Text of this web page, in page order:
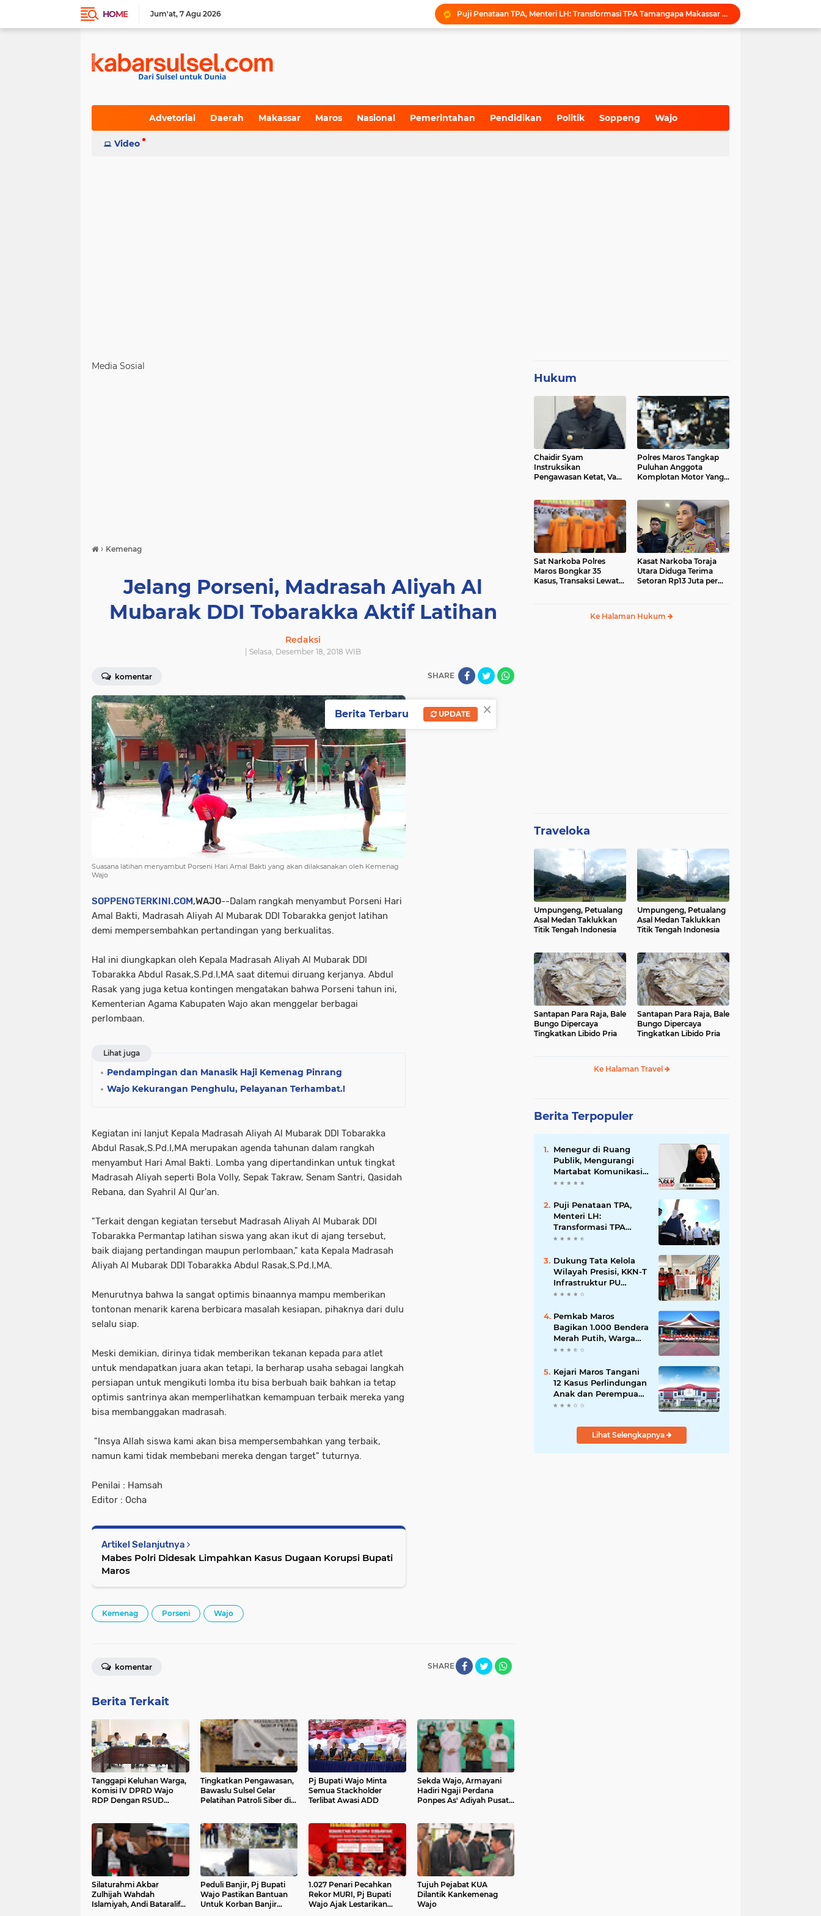
HOME Jum'at 7 Agu 2026
Puji Penataan TPA, Menteri LH: Transformasi TPA Tamangapa Makassar Layak Jadi Contoh Nasional
Dukung Tata Kelola Wilayah Presisi, KKN-T Infrastruktur PU Unhas Gel. 116 Serahkan Peta Batas Dusun Berbasis GIS ke Desa Bonto Matene
Wali Kota Makassar Tegaskan Komitmen Perkuat Toleransi Saat Sambut Peserta Rakernas BAMAGNAS
Indeks
Advetorial Daerah Makassar Maros Nasional Pemerintahan Pendidikan Politik Soppeng Wajo
Video
Media Sosial
› Kemenag
Jelang Porseni, Madrasah Aliyah Al
Mubarak DDI Tobarakka Aktif Latihan
Redaksi
| Selasa, Desember 18, 2018 WIB
komentar SHARE
Suasana latihan menyambut Porseni Hari Amal Bakti yang akan dilaksanakan oleh Kemenag
Wajo
SOPPENGTERKINI.COM,WAJO--Dalam rangkah menyambut Porseni Hari
Amal Bakti, Madrasah Aliyah Al Mubarak DDI Tobarakka genjot latihan
demi mempersembahkan pertandingan yang berkualitas.
Hal ini diungkapkan oleh Kepala Madrasah Aliyah Al Mubarak DDI
Tobarakka Abdul Rasak,S.Pd.I,MA saat ditemui diruang kerjanya. Abdul
Rasak yang juga ketua kontingen mengatakan bahwa Porseni tahun ini,
Kementerian Agama Kabupaten Wajo akan menggelar berbagai
perlombaan.
Lihat juga
Pendampingan dan Manasik Haji Kemenag Pinrang
Wajo Kekurangan Penghulu, Pelayanan Terhambat.!
Kegiatan ini lanjut Kepala Madrasah Aliyah Al Mubarak DDI Tobarakka
Abdul Rasak,S.Pd.I,MA merupakan agenda tahunan dalam rangkah
menyambut Hari Amal Bakti. Lomba yang dipertandinkan untuk tingkat
Madrasah Aliyah seperti Bola Volly, Sepak Takraw, Senam Santri, Qasidah
Rebana, dan Syahril Al Qur'an.
"Terkait dengan kegiatan tersebut Madrasah Aliyah Al Mubarak DDI
Tobarakka Permantap latihan siswa yang akan ikut di ajang tersebut,
baik diajang pertandingan maupun perlombaan," kata Kepala Madrasah
Aliyah Al Mubarak DDI Tobarakka Abdul Rasak,S.Pd.I,MA.
Menurutnya bahwa Ia sangat optimis binaannya mampu memberikan
tontonan menarik karena berbicara masalah kesiapan, pihaknya dari dulu
selalu siap.
Meski demikian, dirinya tidak memberikan tekanan kepada para atlet
untuk mendapatkan juara akan tetapi, Ia berharap usaha sebagai langkah
persiapan untuk mengikuti lomba itu bisa berbuah baik bahkan ia tetap
optimis santrinya akan memperlihatkan kemampuan terbaik mereka yang
bisa membanggakan madrasah.
"Insya Allah siswa kami akan bisa mempersembahkan yang terbaik,
namun kami tidak membebani mereka dengan target" tuturnya.
Penilai : Hamsah
Editor : Ocha
Artikel Selanjutnya
Mabes Polri Didesak Limpahkan Kasus Dugaan Korupsi Bupati
Maros
Kemenag Porseni Wajo
SHARE
komentar
Berita Terkait
Tanggapi Keluhan Warga,
Komisi IV DPRD Wajo
RDP Dengan RSUD
Tingkatkan Pengawasan,
Bawaslu Sulsel Gelar
Pelatihan Patroli Siber di
Pj Bupati Wajo Minta
Semua Stackholder
Terlibat Awasi ADD
Sekda Wajo, Armayani
Hadiri Ngaji Perdana
Ponpes As' Adiyah Pusat
Silaturahmi Akbar
Zulhijah Wahdah
Islamiyah, Andi Bataralifu
Peduli Banjir, Pj Bupati
Wajo Pastikan Bantuan
Untuk Korban Banjir
1.027 Penari Pecahkan
Rekor MURI, Pj Bupati
Wajo Ajak Lestarikan
Tujuh Pejabat KUA
Dilantik Kankemenag
Wajo
Hukum
Chaidir Syam
Instruksikan
Pengawasan Ketat, Vape
Polres Maros Tangkap
Puluhan Anggota
Komplotan Motor Yang
Sat Narkoba Polres
Maros Bongkar 35
Kasus, Transaksi Lewat
Kasat Narkoba Toraja
Utara Diduga Terima
Setoran Rp13 Juta per
Ke Halaman Hukum
Traveloka
Umpungeng, Petualang
Asal Medan Taklukkan
Titik Tengah Indonesia
Umpungeng, Petualang
Asal Medan Taklukkan
Titik Tengah Indonesia
Santapan Para Raja, Bale
Bungo Dipercaya
Tingkatkan Libido Pria
Santapan Para Raja, Bale
Bungo Dipercaya
Tingkatkan Libido Pria
Ke Halaman Travel
Berita Terpopuler
Menegur di Ruang
Publik, Mengurangi
Martabat Komunikasi
Pemerintahan
Puji Penataan TPA,
Menteri LH:
Transformasi TPA
Tamangapa Makassar
Nasional
Dukung Tata Kelola
Wilayah Presisi, KKN-T
Infrastruktur PU
Unhas Gel. 116
Dusun Berbasis GIS ke
Desa Bonto Matene
Pemkab Maros
Bagikan 1.000 Bendera
Merah Putih, Warga
Kurang Mampu Jadi
Kejari Maros Tangani
12 Kasus Perlindungan
Anak dan Perempuan
Hingga Juli 2026
Lihat Selengkapnya
×
Berita Terbaru UPDATE